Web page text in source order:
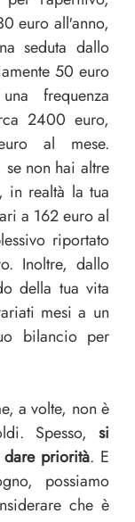
euro all′anno,
seduta dallo
50 euro
frequenza
2400 euro,
al mese.
se non hai altre
in realtà la tua
a 162 euro al
riportato
Inoltre, dallo
della tua vita
mesi a un
bilancio per
a volte, non è
Spesso, si
dare priorità. E
possiamo
che è